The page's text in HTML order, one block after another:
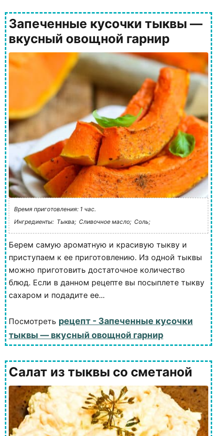
Запеченные кусочки тыквы —
вкусный овощной гарнир
Время приготовления: 1 час.
Ингредиенты: Тыква; Сливочное масло; Соль;
Берем самую ароматную и красивую тыкву и
приступаем к ее приготовлению. Из одной тыквы
можно приготовить достаточное количество
блюд. Если в данном рецепте вы посыплете тыкву
сахаром и подадите ее...
Посмотреть рецепт - Запеченные кусочки
тыквы — вкусный овощной гарнир
Салат из тыквы со сметаной